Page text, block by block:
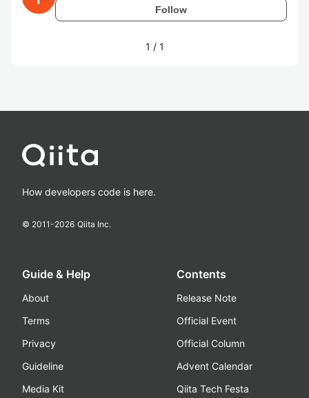
Follow
1 / 1
How developers code is here.
© 2011-2026 Qiita Inc.
Guide & Help
About
Terms
Privacy
Guideline
Media Kit
Contents
Release Note
Official Event
Official Column
Advent Calendar
Qiita Tech Festa